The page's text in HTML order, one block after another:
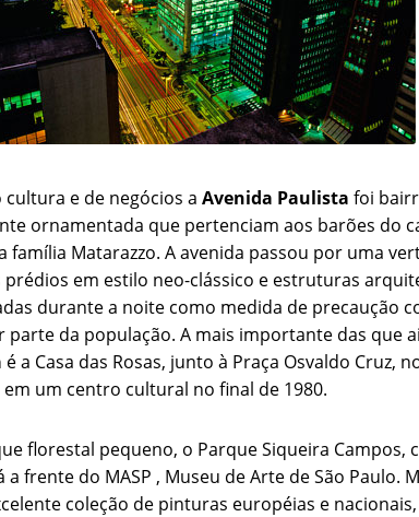
e de negócios a Avenida Paulista foi
ornamentada que pertenciam aos barões do
Matarazzo. A avenida passou por uma
prédios em estilo neo-clássico e estruturas
durante a noite como medida de precaução
parte da população. A mais importante das que
é a Casa das Rosas, junto à Praça Osvaldo Cruz,
um centro cultural no final de 1980.
florestal pequeno, o Parque Siqueira Campos,
frente do MASP , Museu de Arte de São Paulo.
coleção de pinturas européias e